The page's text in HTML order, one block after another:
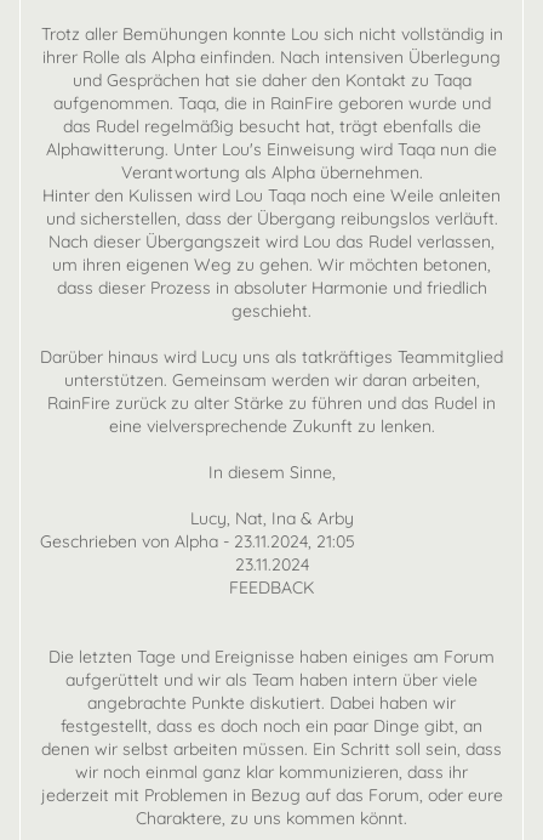
Trotz aller Bemühungen konnte Lou sich nicht vollständig in
ihrer Rolle als Alpha einfinden. Nach intensiven Überlegung
und Gesprächen hat sie daher den Kontakt zu Taqa
aufgenommen. Taqa, die in RainFire geboren wurde und
das Rudel regelmäßig besucht hat, trägt ebenfalls die
Alphawitterung. Unter Lou's Einweisung wird Taqa nun die
Verantwortung als Alpha übernehmen.
Hinter den Kulissen wird Lou Taqa noch eine Weile anleiten
und sicherstellen, dass der Übergang reibungslos verläuft.
Nach dieser Übergangszeit wird Lou das Rudel verlassen,
um ihren eigenen Weg zu gehen. Wir möchten betonen,
dass dieser Prozess in absoluter Harmonie und friedlich
geschieht.
Darüber hinaus wird Lucy uns als tatkräftiges Teammitglied
unterstützen. Gemeinsam werden wir daran arbeiten,
RainFire zurück zu alter Stärke zu führen und das Rudel in
eine vielversprechende Zukunft zu lenken.
In diesem Sinne,
Lucy, Nat, Ina & Arby
Geschrieben von Alpha - 23.11.2024, 21:05
23.11.2024
FEEDBACK
Die letzten Tage und Ereignisse haben einiges am Forum
aufgerüttelt und wir als Team haben intern über viele
angebrachte Punkte diskutiert. Dabei haben wir
festgestellt, dass es doch noch ein paar Dinge gibt, an
denen wir selbst arbeiten müssen. Ein Schritt soll sein, dass
wir noch einmal ganz klar kommunizieren, dass ihr
jederzeit mit Problemen in Bezug auf das Forum, oder eure
Charaktere, zu uns kommen könnt.